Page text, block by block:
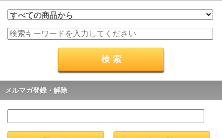
メルマガ登録・解除